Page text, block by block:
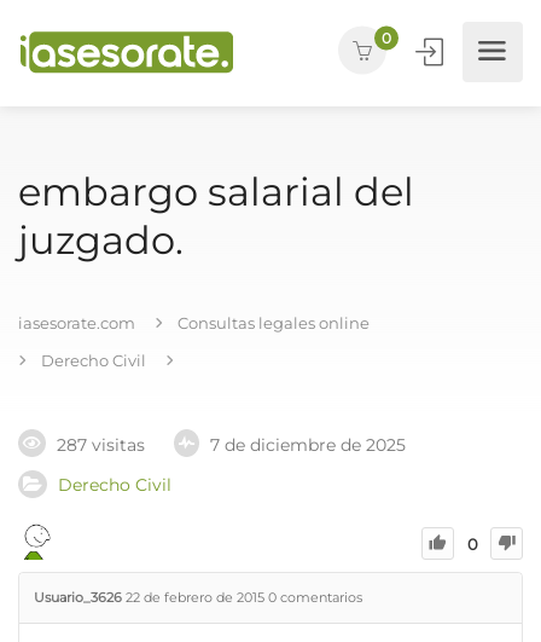
0
embargo salarial del
juzgado.
iasesorate.com
Consultas legales online
Derecho Civil
287 visitas
7 de diciembre de 2025
Derecho Civil
0
Usuario_3626 22 de febrero de 2015 0 comentarios